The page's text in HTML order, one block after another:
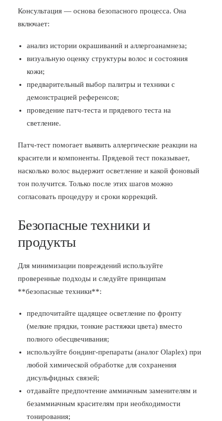
Консультация — основа безопасного процесса. Она
включает:
анализ истории окрашиваний и аллергоанамнеза;
визуальную оценку структуры волос и состояния
кожи;
предварительный выбор палитры и техники с
демонстрацией референсов;
проведение патч-теста и прядевого теста на
светление.
Патч-тест помогает выявить аллергические реакции на
красители и компоненты. Прядевой тест показывает,
насколько волос выдержит осветление и какой фоновый
тон получится. Только после этих шагов можно
согласовать процедуру и сроки коррекций.
Безопасные техники и
продукты
Для минимизации повреждений используйте
проверенные подходы и следуйте принципам
**безопасные техники**:
предпочитайте щадящее осветление по фронту
(мелкие прядки, тонкие растяжки цвета) вместо
полного обесцвечивания;
используйте бондинг-препараты (аналог Olaplex) при
любой химической обработке для сохранения
дисульфидных связей;
отдавайте предпочтение аммиачным заменителям и
безаммиачным красителям при необходимости
тонирования;